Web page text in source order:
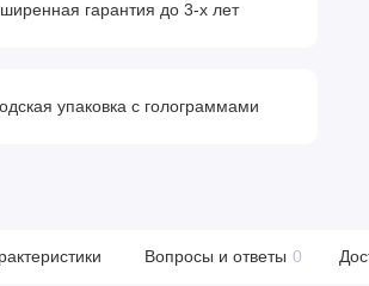
гарантия до 3-х лет
упаковка с голограммами
Вопросы и ответы 0